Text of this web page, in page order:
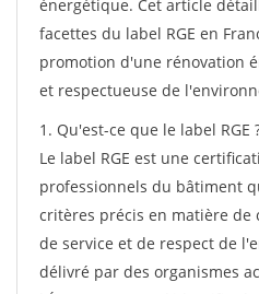
énergétique. Cet article
facettes du label RGE en
promotion d'une rénovation
et respectueuse de
1. Qu'est-ce que le label RGE
Le label RGE est une
professionnels du bâtiment
critères précis en matière de
de service et de respect de
délivré par des organismes